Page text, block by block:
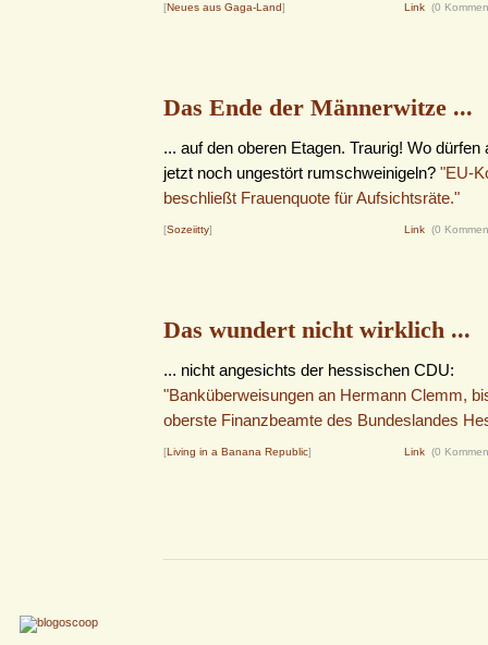
[Neues aus Gaga-Land] Link (0
Das Ende der Männerwitze ...
... auf den oberen Etagen. Traurig! Wo dürfen
jetzt noch ungestört rumschweinigeln? "EU-
beschließt Frauenquote für Aufsichtsräte."
[Sozeiitty] Link (0
Das wundert nicht wirklich ...
... nicht angesichts der hessischen CDU:
"Banküberweisungen an Hermann Clemm,
oberste Finanzbeamte des Bundeslandes
[Living in a Banana Republic] Link (0